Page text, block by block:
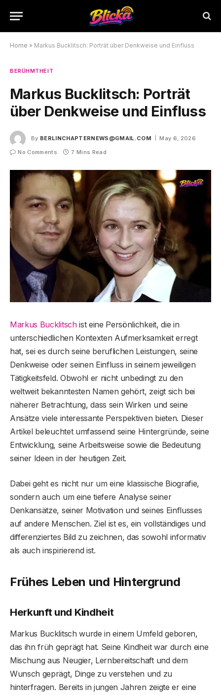
Home » Markus Bucklitsch: Porträt über Denkweise und Einfluss
BERÜHMTHEIT
Markus Bucklitsch: Porträt
über Denkweise und Einfluss
By BERLINCHAPTERNEWS@GMAIL.COM
May 6, 2026
No Comments
7 Mins Read
Markus Bucklitschist eine Persönlichkeit, die in
unterschiedlichen Kontexten Aufmerksamkeit erregt
hat, sei es durch seine beruflichen Leistungen, seine
Denkweise oder seinen Einfluss in seinem jeweiligen
Tätigkeitsfeld. Obwohl er nicht unbedingt zu den
weltweit bekanntesten Namen gehört, zeigt sich bei
näherer Betrachtung, dass sein Wirken und seine
Ansätze viele interessante Perspektiven bieten. Dieser
Artikel beleuchtet umfassend seine Hintergründe, seine
Entwicklung, seine Arbeitsweise sowie die Bedeutung
seiner Ideen in der heutigen Zeit.
Dabei geht es nicht nur um eine klassische Biografie,
sondern auch um eine tiefere Analyse seiner
Denkansätze, seiner Motivation und seines Einflusses
auf andere Menschen. Ziel ist es, ein vollständiges und
differenziertes Bild zu zeichnen, das sowohl informativ
als auch inspirierend ist.
Frühes Leben und Hintergrund
Herkunft und Kindheit
Markus Bucklitsch wurde in einem Umfeld geboren,
das ihn früh geprägt hat. Seine Kindheit war durch eine
Mischung aus Neugier, Lernbereitschaft und dem
Wunsch geprägt, Dinge zu verstehen und zu
hinterfragen. Bereits in jungen Jahren zeigte er eine